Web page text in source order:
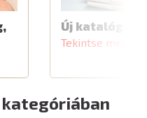
Új katalógus
Tekintse meg a